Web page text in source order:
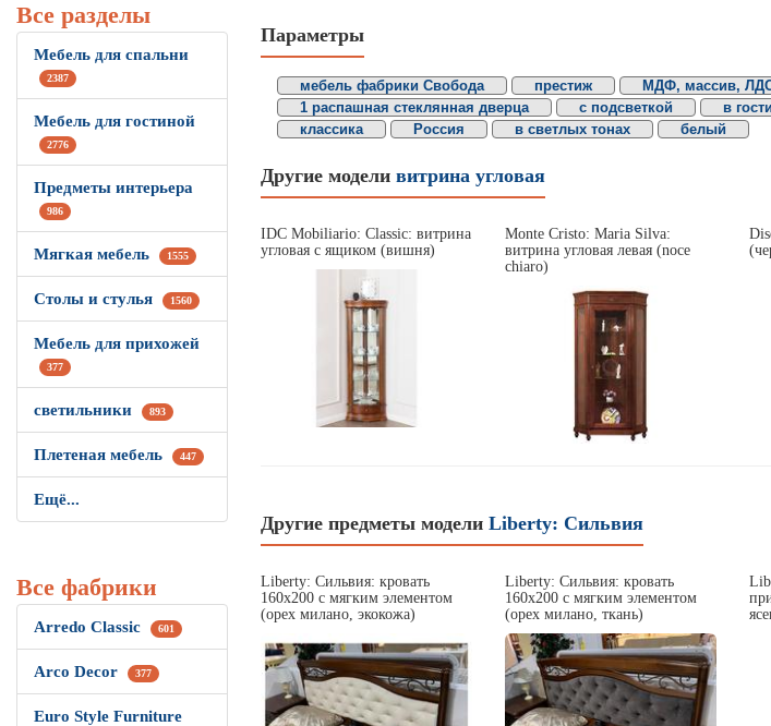
Все разделы
Мебель для спальни
2387
Мебель для гостиной
2776
Предметы интерьера
986
Мягкая мебель 1555
Столы и стулья 1560
Мебель для прихожей
377
светильники 893
Плетеная мебель 447
Ещё...
Все фабрики
Arredo Classic 601
Arco Decor 377
Euro Style Furniture
Параметры
мебель фабрики Свобода престиж МДФ, массив,
1 распашная стеклянная дверца
с подсветкой в
классика
Россия в светлых тонах белый
Другие модели витрина угловая
IDC Mobiliario: Classic: витрина
угловая с ящиком (вишня)
Monte Cristo: Maria Silva:
витрина угловая левая (noce
chiaro)
Другие предметы модели Liberty: Сильвия
Liberty: Сильвия: кровать
160х200 с мягким элементом
(орех милано, экокожа)
Liberty: Сильвия: кровать
160х200 с мягким элементом
(орех милано, ткань)